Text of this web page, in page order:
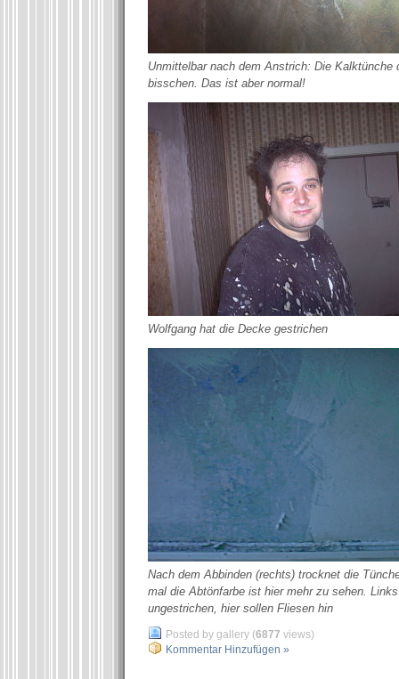
Unmittelbar nach dem Anstrich: Die Kalktünche
bisschen. Das ist aber normal!
Wolfgang hat die Decke gestrichen
Nach dem Abbinden (rechts) trocknet die
mal die Abtönfarbe ist hier mehr zu sehen.
ungestrichen, hier sollen Fliesen hin
Posted by gallery (6877 views)
Kommentar Hinzufügen »